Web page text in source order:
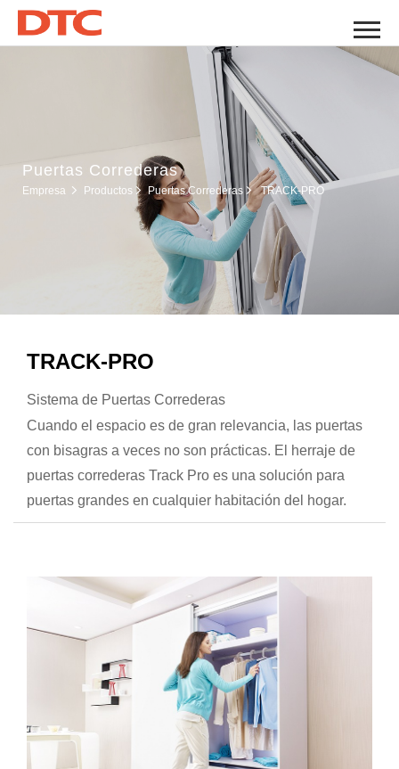
Puertas Correderas
Empresa Productos Puertas Correderas TRACK-PRO
TRACK-PRO
Sistema de Puertas Correderas
Cuando el espacio es de gran relevancia, las puertas
con bisagras a veces no son prácticas. El herraje de
puertas correderas Track Pro es una solución para
puertas grandes en cualquier habitación del hogar.